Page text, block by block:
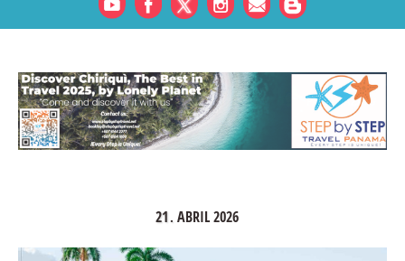
21. ABRIL2026